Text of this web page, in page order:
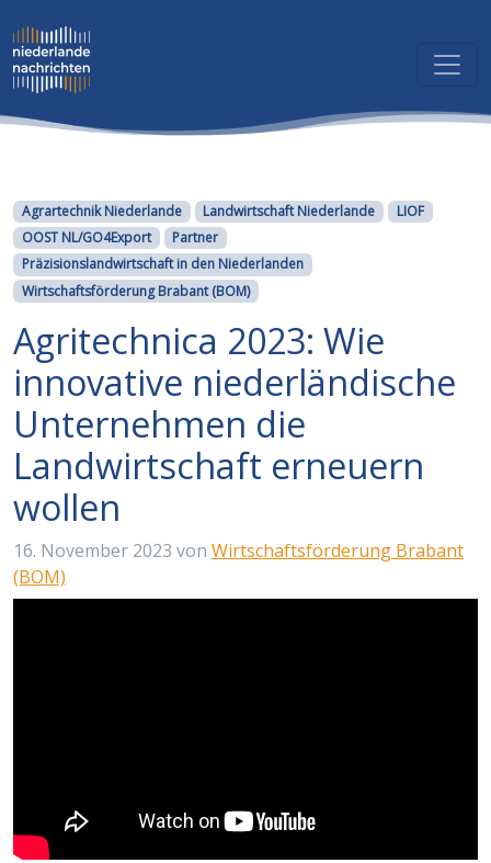
Kategorien
Agrartechnik Niederlande Landwirtschaft Niederlande
LIOF
OOST NL/GO4Export
Partner
Präzisionslandwirtschaft in den Niederlanden
Wirtschaftsförderung Brabant (BOM)
Agritechnica 2023: Wie
innovative niederländische
Unternehmen die
Landwirtschaft erneuern
wollen
16. November 2023 von Wirtschaftsförderung Brabant
(BOM)